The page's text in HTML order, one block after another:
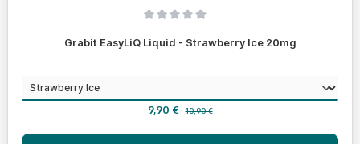
Grabit EasyLiQ Liquid - Strawberry Ice 20mg
Geschmack
Verkaufspreis:
9,90 € Regulärer Preis:
10,90 €